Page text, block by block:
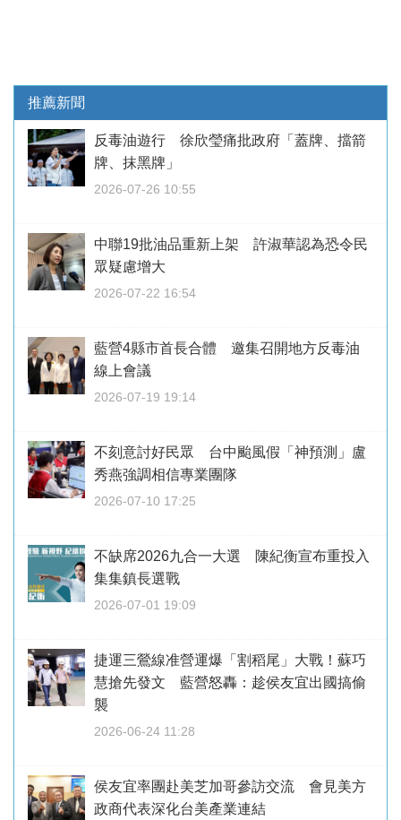
推薦新聞
反毒油遊行 徐欣瑩痛批政府「蓋牌、擋箭
牌、抹黑牌」
2026-07-26 10:55
中聯19批油品重新上架 許淑華認為恐令民
眾疑慮增大
2026-07-22 16:54
藍營4縣市首長合體 邀集召開地方反毒油
線上會議
2026-07-19 19:14
不刻意討好民眾 台中颱風假「神預測」盧
秀燕強調相信專業團隊
2026-07-10 17:25
不缺席2026九合一大選 陳紀衡宣布重投入
集集鎮長選戰
2026-07-01 19:09
捷運三鶯線准營運爆「割稻尾」大戰！蘇巧
慧搶先發文 藍營怒轟：趁侯友宜出國搞偷
襲
2026-06-24 11:28
侯友宜率團赴美芝加哥參訪交流 會見美方
政商代表深化台美產業連結